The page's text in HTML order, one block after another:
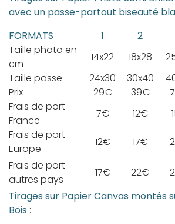
avec un passe-partout biseauté
FORMATS
1 2
Taille photo en
cm
14x22 18x28
Taille passe
24x30 30x40
Prix
29€ 39€
Frais de port
France
7€ 12€
Frais de port
Europe
12€ 17€
Frais de port
autres pays
17€ 22€
Tirages sur Papier Canvas montés
Bois :